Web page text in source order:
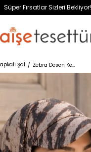
Süper Fırsatlar Sizleri Bekliyor!
Şal Zebra Desen Kepli Bandana Şapka Şal